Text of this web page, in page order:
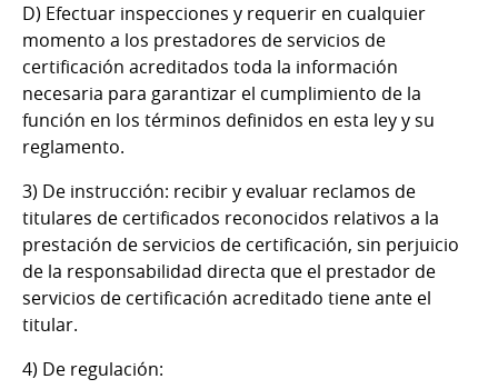
D) Efectuar inspecciones y requerir en cualquier
momento a los prestadores de servicios de
certificación acreditados toda la información
necesaria para garantizar el cumplimiento de la
función en los términos definidos en esta ley y su
reglamento.
3) De instrucción: recibir y evaluar reclamos de
titulares de certificados reconocidos relativos a la
prestación de servicios de certificación, sin perjuicio
de la responsabilidad directa que el prestador de
servicios de certificación acreditado tiene ante el
titular.
4) De regulación: